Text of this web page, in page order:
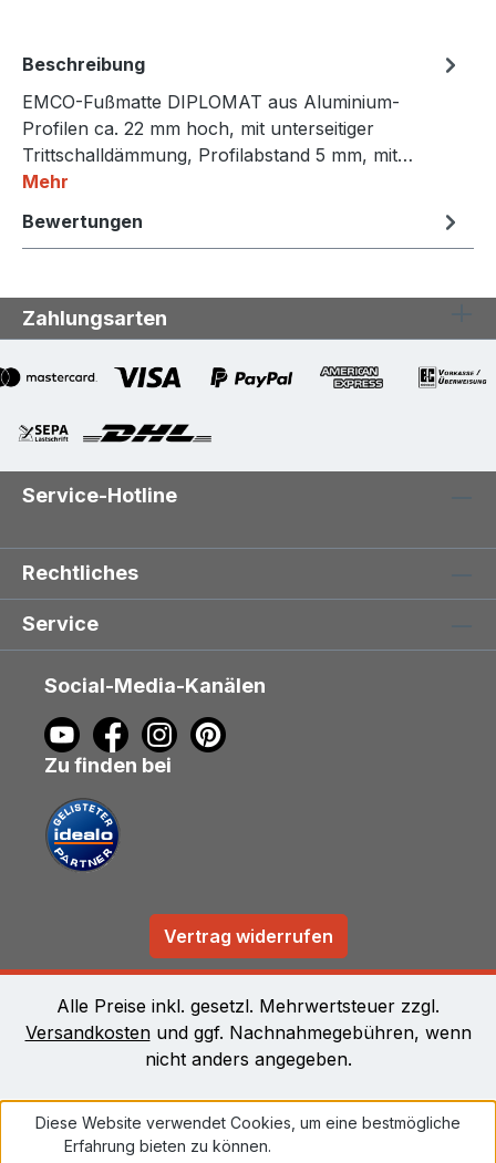
Beschreibung
EMCO-Fußmatte DIPLOMAT aus Aluminium-
Profilen ca. 22 mm hoch, mit unterseitiger
Trittschalldämmung, Profilabstand 5 mm, mit…
Mehr
Bewertungen
Zahlungsarten
Service-Hotline
Rechtliches
Service
Social-Media-Kanälen
Zu finden bei
Vertrag widerrufen
Alle Preise inkl. gesetzl. Mehrwertsteuer zzgl.
Versandkostenund ggf. Nachnahmegebühren, wenn
nicht anders angegeben.
Diese Website verwendet Cookies, um eine bestmögliche
Erfahrung bieten zu können.